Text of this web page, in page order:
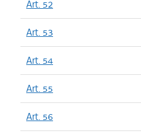
Art. 52
Art. 53
Art. 54
Art. 55
Art. 56